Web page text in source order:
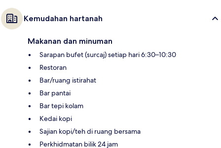
Kemudahan hartanah
Makanan dan minuman
Sarapan bufet (surcaj) setiap hari 6:30–10:30
Restoran
Bar/ruang istirahat
Bar pantai
Bar tepi kolam
Kedai kopi
Sajian kopi/teh di ruang bersama
Perkhidmatan bilik 24 jam